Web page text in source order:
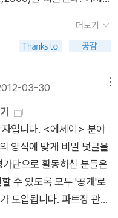
차이를 생각했다. 그리고
더 근원적으로 느껴지는 것
가 추구한 건... 사진이 아
않는 것'에 가치를 두는
고는 곧장 읽지 않았다. 아
스카, 바람 같은 이야기》
해 읽기를 미루었는데, 새
래 이제 이 책을 읽을 때
여행하는 나무》를 며칠
덮으면, 비로소 《나는 알
리고, 이 책도 금세 읽기에
히겠지. 설마, 몇 해 뒤에
나올 수 있을까. 아직 한
있을까. 아니, 호시노 미치
더보기
03-30
입니다. <에세이> 분야
양식에 맞게 비밀 덧글을
단으로 활동하신 분들은
수 있도록 모두 '공개'로
도입됩니다. 파트장 관련